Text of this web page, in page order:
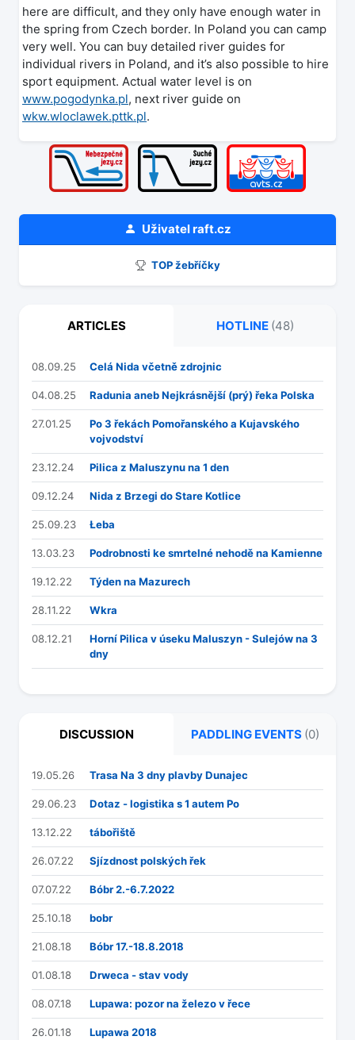
here are difficult, and they only have enough water in
the spring from Czech border. In Poland you can camp
very well. You can buy detailed river guides for
individual rivers in Poland, and it’s also possible to hire
sport equipment. Actual water level is on
www.pogodynka.pl, next river guide on
wkw.wloclawek.pttk.pl.
Uživatelraft.cz
TOP žebříčky
ARTICLES HOTLINE (48)
08.09.25 Celá Nida včetně zdrojnic
04.08.25 Radunia aneb Nejkrásnější (prý) řeka Polska
27.01.25
Po 3 řekách Pomořanského a Kujavského
vojvodství
23.12.24 Pilica z Maluszynu na 1 den
09.12.24 Nida z Brzegi do Stare Kotlice
25.09.23 Łeba
13.03.23 Podrobnosti ke smrtelné nehodě na Kamienne
19.12.22 Týden na Mazurech
28.11.22 Wkra
08.12.21
Horní Pilica v úseku Maluszyn - Sulejów na 3
dny
DISCUSSION PADDLING EVENTS (0)
19.05.26 Trasa Na 3 dny plavby Dunajec
29.06.23 Dotaz - logistika s 1 autem Po
13.12.22 tábořiště
26.07.22 Sjízdnost polských řek
07.07.22 Bóbr 2.-6.7.2022
25.10.18 bobr
21.08.18 Bóbr 17.-18.8.2018
01.08.18 Drweca - stav vody
08.07.18 Lupawa: pozor na železo v řece
26.01.18 Lupawa 2018